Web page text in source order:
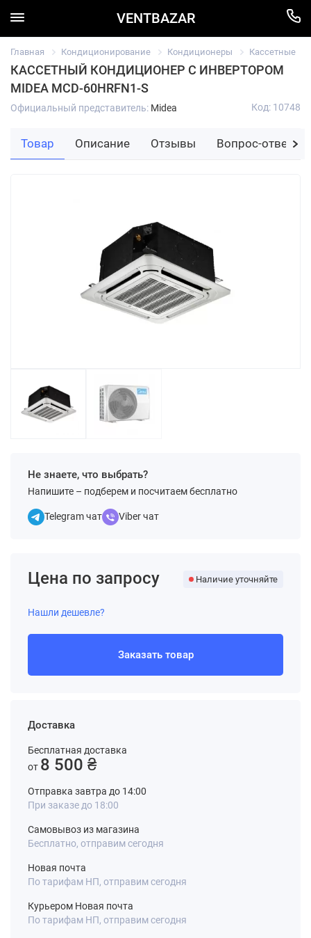
VENTBAZAR
Главная Кондиционирование Кондиционеры Кассетные
КАССЕТНЫЙ КОНДИЦИОНЕР С ИНВЕРТОРОМ
MIDEA MCD-60HRFN1-S
Официальный представитель: Midea Код: 10748
Не знаете, что выбрать?
Напишите – подберем и посчитаем бесплатно
Telegram чат Viber чат
Доставка
Бесплатная доставка
от 8 500 ₴
Отправка завтра до 14:00
При заказе до 18:00
Самовывоз из магазина
Бесплатно, отправим сегодня
Новая почта
По тарифам НП, отправим сегодня
Курьером Новая почта
По тарифам НП, отправим сегодня
Цена по запросу Наличие уточняйте
Нашли дешевле?
Заказать товар
Товар Описание Отзывы Вопрос-ответ